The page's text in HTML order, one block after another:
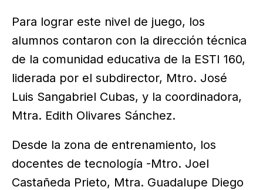
Para lograr este nivel de juego, los
alumnos contaron con la dirección técnica
de la comunidad educativa de la ESTI 160,
liderada por el subdirector, Mtro. José
Luis Sangabriel Cubas, y la coordinadora,
Mtra. Edith Olivares Sánchez.
Desde la zona de entrenamiento, los
docentes de tecnología -Mtro. Joel
Castañeda Prieto, Mtra. Guadalupe Diego